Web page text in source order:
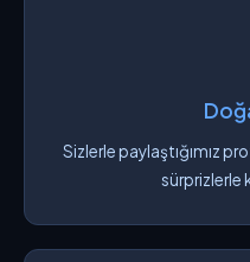
Sizlerle paylaştığımız
sürprizlerle